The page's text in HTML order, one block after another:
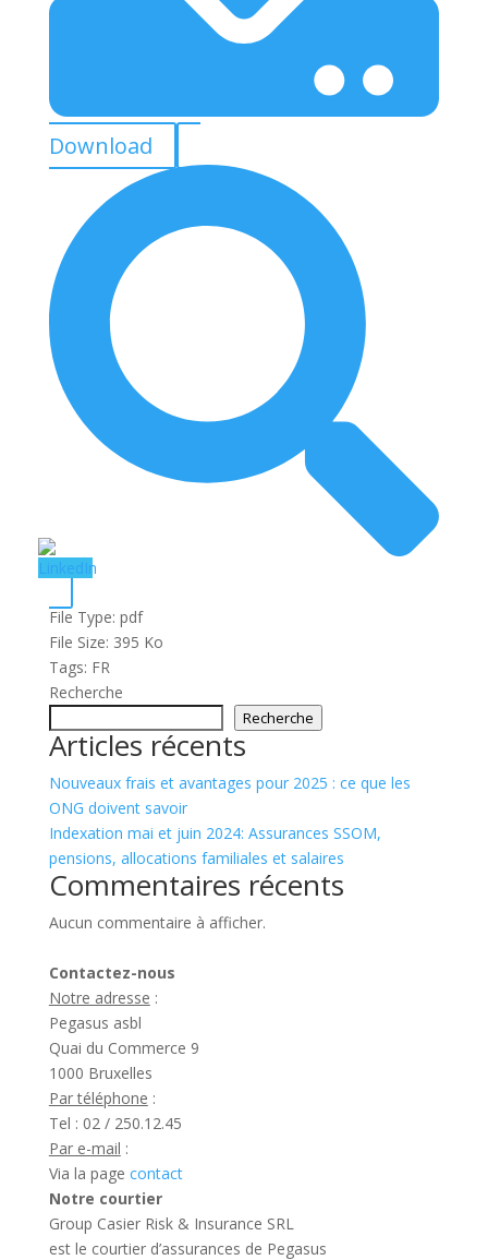
Download
File Type: pdf
File Size: 395 Ko
Tags: FR
Recherche
Recherche
Articles récents
Nouveaux frais et avantages pour 2025 : ce que les
ONG doivent savoir
Indexation mai et juin 2024: Assurances SSOM,
pensions, allocations familiales et salaires
Commentaires récents
Aucun commentaire à afficher.
Contactez-nous
Notre adresse :
Pegasus asbl
Quai du Commerce 9
1000 Bruxelles
Par téléphone :
Tel : 02 / 250.12.45
Par e-mail :
Via la page contact
Notre courtier
Group Casier Risk & Insurance SRL
est le courtier d’assurances de Pegasus